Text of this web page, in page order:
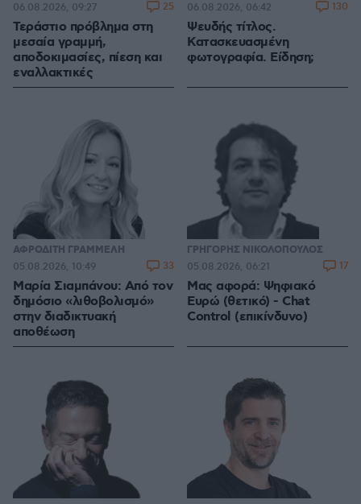
Τεράστιο πρόβλημα στη
μεσαία γραμμή,
αποδοκιμασίες, πίεση και
εναλλακτικές
06.08.2026, 09:27 25
Ψευδής τίτλος.
Κατασκευασμένη
φωτογραφία. Είδηση;
06.08.2026, 06:42 130
ΑΦΡΟΔΙΤΗ ΓΡΑΜΜΕΛΗ
Μαρία Σιαμπάνου: Από τον
δημόσιο «λιθοβολισμό»
στην διαδικτυακή
αποθέωση
05.08.2026, 10:49 33
ΓΡΗΓΟΡΗΣ ΝΙΚΟΛΟΠΟΥΛΟΣ
Μας αφορά: Ψηφιακό
Ευρώ (θετικό) - Chat
Control (επικίνδυνο)
05.08.2026, 06:21 17